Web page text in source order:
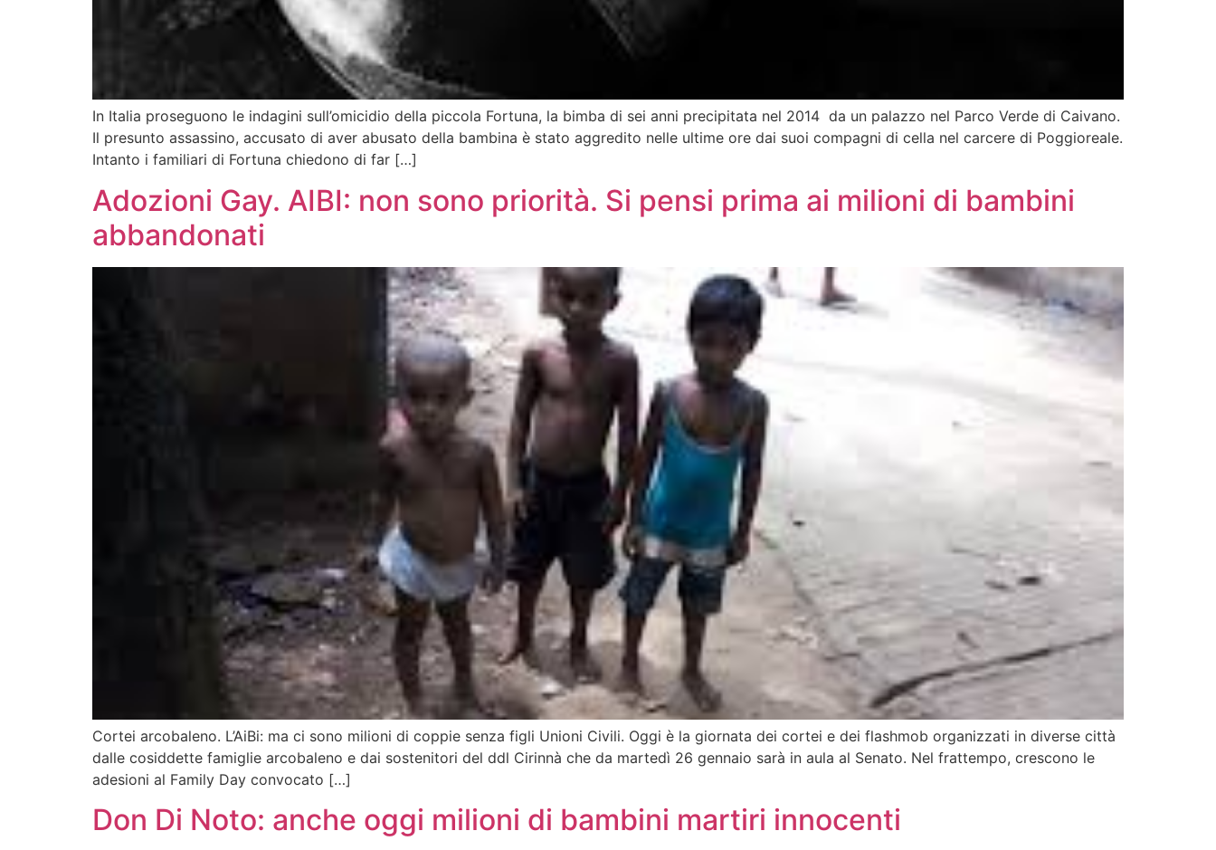
In Italia proseguono le indagini sull’omicidio della piccola Fortuna, la bimba di sei anni precipitata nel 2014 da un palazzo nel Parco Verde di Caivano.
Il presunto assassino, accusato di aver abusato della bambina è stato aggredito nelle ultime ore dai suoi compagni di cella nel carcere di Poggioreale.
Intanto i familiari di Fortuna chiedono di far […]
Adozioni Gay. AIBI: non sono priorità. Si pensi prima ai milioni di bambini
abbandonati
Cortei arcobaleno. L’AiBi: ma ci sono milioni di coppie senza figli Unioni Civili. Oggi è la giornata dei cortei e dei flashmob organizzati in diverse città
dalle cosiddette famiglie arcobaleno e dai sostenitori del ddl Cirinnà che da martedì 26 gennaio sarà in aula al Senato. Nel frattempo, crescono le
adesioni al Family Day convocato […]
Don Di Noto: anche oggi milioni di bambini martiri innocenti